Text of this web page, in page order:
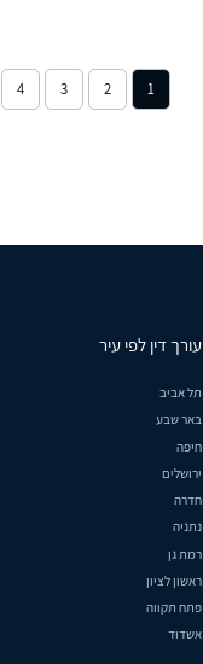
1
2
3
4
עורך דין לפי עיר
תל אביב
באר שבע
חיפה
ירושלים
חדרה
נתניה
רמת גן
ראשון לציון
פתח תקווה
אשדוד